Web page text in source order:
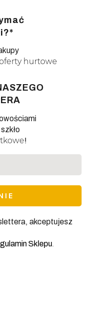
hurtowe
!
akceptujesz
Sklepu